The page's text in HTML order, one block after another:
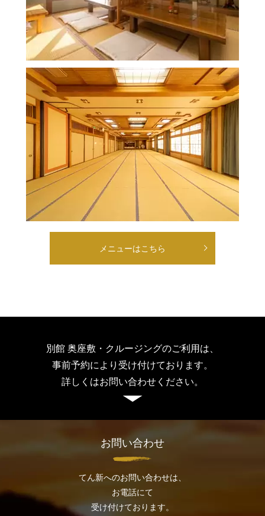
メニューはこちら
別館 奥座敷・クルージングのご利用は、
事前予約により受け付けております。
詳しくはお問い合わせください。
お問い合わせ
てん新へのお問い合わせは、
お電話にて
受け付けております。